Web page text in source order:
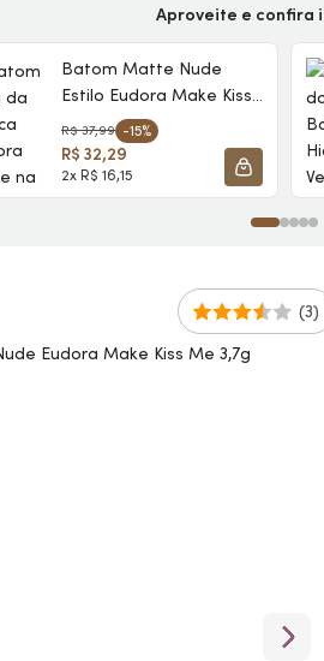
Aproveite e confira
SACOLA
Batom Matte Nude
Estilo Eudora Make Kiss
Me 3,7g
R$ 37,99 -15%
R$ 32,29
2x R$ 16,15
(3)